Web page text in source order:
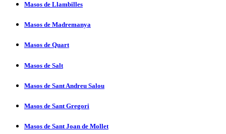
Masos de Llambilles
Masos de Madremanya
Masos de Quart
Masos de Salt
Masos de Sant Andreu Salou
Masos de Sant Gregori
Masos de Sant Joan de Mollet